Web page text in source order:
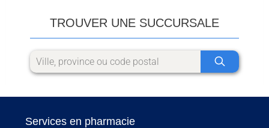
TROUVER UNE SUCCURSALE
Services en pharmacie